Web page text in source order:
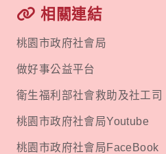
相關連結
桃園市政府社會局
做好事公益平台
衛生福利部社會救助及社工司
桃園市政府社會局Youtube
桃園市政府社會局FaceBook